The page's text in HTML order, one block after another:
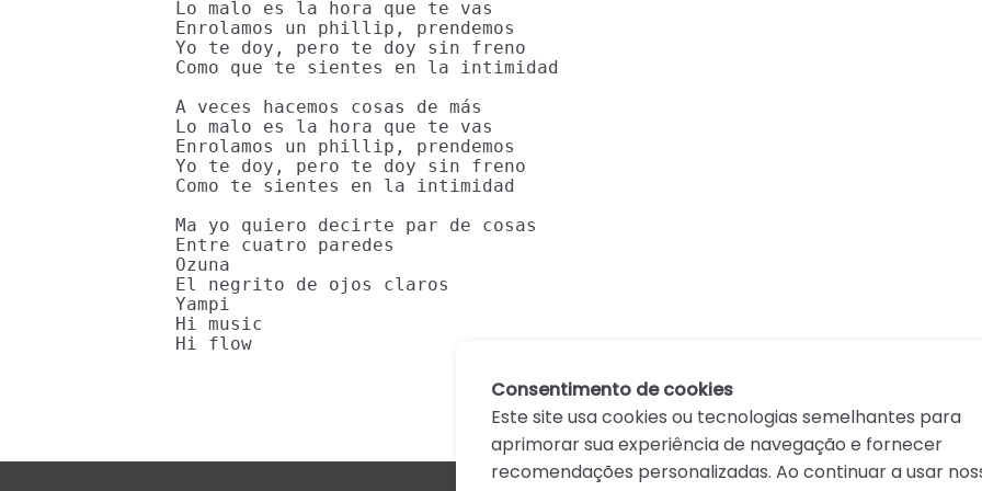
Lo malo es la hora que te vas
Enrolamos un phillip, prendemos
Yo te doy, pero te doy sin freno
Como que te sientes en la intimidad
A veces hacemos cosas de más
Lo malo es la hora que te vas
Enrolamos un phillip, prendemos
Yo te doy, pero te doy sin freno
Como te sientes en la intimidad
Ma yo quiero decirte par de cosas
Entre cuatro paredes
Ozuna
El negrito de ojos claros
Yampi
Hi music
Hi flow
Consentimento de cookies
Este site usa cookies ou tecnologias semelhantes para
aprimorar sua experiência de navegação e fornecer
recomendações personalizadas. Ao continuar a usar